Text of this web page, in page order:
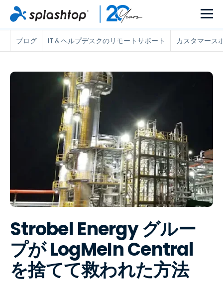
ブログ IT＆ヘルプデスクのリモートサポート カスタマース
Strobel Energy グルー
プが LogMeIn Central
を捨てて救われた方法